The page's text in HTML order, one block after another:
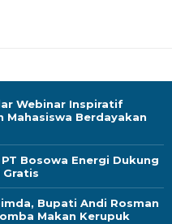
Webinar Inspiratif
Mahasiswa Berdayakan
Bosowa Energi Dukung
Gratis
Bupati Andi Rosman
Makan Kerupuk